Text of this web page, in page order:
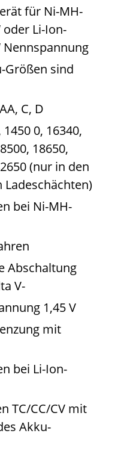
für Ni-MH-
Li-Ion-
Nennspannung
Größen sind
C, D
0, 16340,
18650,
(nur in den
Ladeschächten)
bei Ni-MH-
Abschaltung
V-
1,45 V
mit
bei Li-Ion-
TC/CC/CV mit
Akku-